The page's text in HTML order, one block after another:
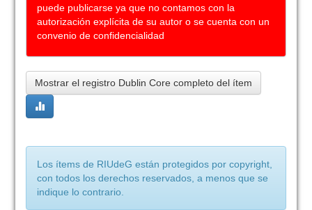
puede publicarse ya que no contamos con la
autorización explícita de su autor o se cuenta con un
convenio de confidencialidad
Mostrar el registro Dublin Core completo del ítem
Los ítems de RIUdeG están protegidos por copyright,
con todos los derechos reservados, a menos que se
indique lo contrario.